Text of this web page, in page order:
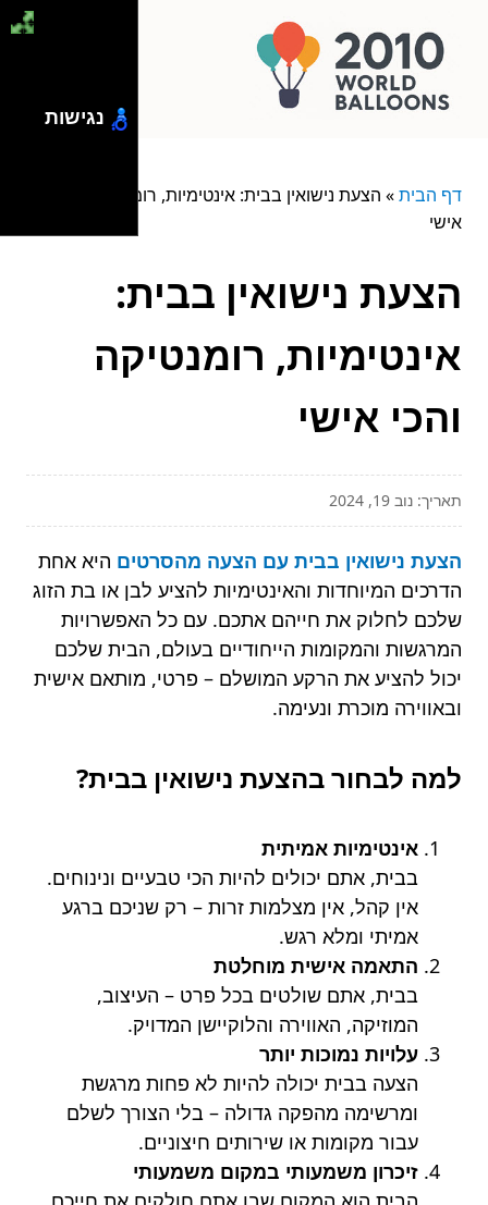
דף הבית» הצעת נישואין בבית: אינטימיות, רומנטיקה והכי
אישי
הצעת נישואין בבית:
אינטימיות, רומנטיקה
והכי אישי
תאריך: נוב 19, 2024
הצעת נישואין בבית עם הצעה מהסרטים היא אחת
הדרכים המיוחדות והאינטימיות להציע לבן או בת הזוג
שלכם לחלוק את חייהם אתכם. עם כל האפשרויות
המרגשות והמקומות הייחודיים בעולם, הבית שלכם
יכול להציע את הרקע המושלם – פרטי, מותאם אישית
ובאווירה מוכרת ונעימה.
למה לבחור בהצעת נישואין בבית?
אינטימיות אמיתית
בבית, אתם יכולים להיות הכי טבעיים ונינוחים.
אין קהל, אין מצלמות זרות – רק שניכם ברגע
אמיתי ומלא רגש.
התאמה אישית מוחלטת
בבית, אתם שולטים בכל פרט – העיצוב,
המוזיקה, האווירה והלוקיישן המדויק.
עלויות נמוכות יותר
הצעה בבית יכולה להיות לא פחות מרגשת
ומרשימה מהפקה גדולה – בלי הצורך לשלם
עבור מקומות או שירותים חיצוניים.
זיכרון משמעותי במקום משמעותי
נגישות